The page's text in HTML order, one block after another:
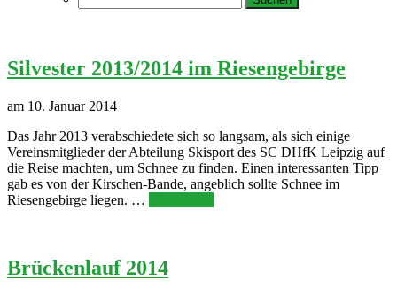
nach:
Silvester 2013/2014 im Riesengebirge
am 10. Januar 2014
Das Jahr 2013 verabschiedete sich so langsam, als sich einige
Vereinsmitglieder der Abteilung Skisport des SC DHfK Leipzig auf
die Reise machten, um Schnee zu finden. Einen interessanten Tipp
gab es von der Kirschen-Bande, angeblich sollte Schnee im
Riesengebirge liegen. …
Brückenlauf 2014